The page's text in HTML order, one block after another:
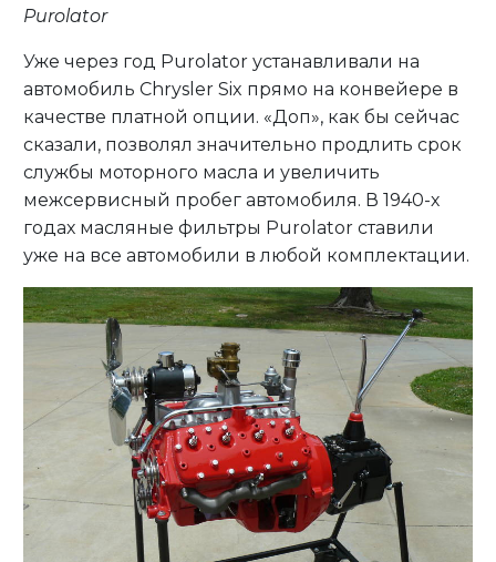
Purolator
Уже через год Purolator устанавливали на
автомобиль Chrysler Six прямо на конвейере в
качестве платной опции. «Доп», как бы сейчас
сказали, позволял значительно продлить срок
службы моторного масла и увеличить
межсервисный пробег автомобиля. В 1940-х
годах масляные фильтры Purolator ставили
уже на все автомобили в любой комплектации.